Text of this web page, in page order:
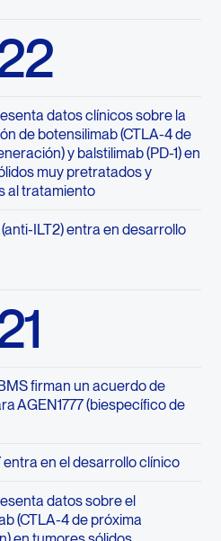
datos clínicos sobre la
de botensilimab (CTLA-4 de
y balstilimab (PD-1) en
muy pretratados y
al tratamiento
(anti-ILT2) entra en desarrollo
firman un acuerdo de
AGEN1777 (biespecífico de
entra en el desarrollo clínico
datos sobre el
(CTLA-4 de próxima